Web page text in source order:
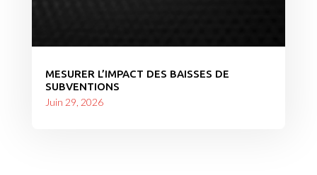
MESURER L’IMPACT DES BAISSES DE
SUBVENTIONS
Juin 29, 2026